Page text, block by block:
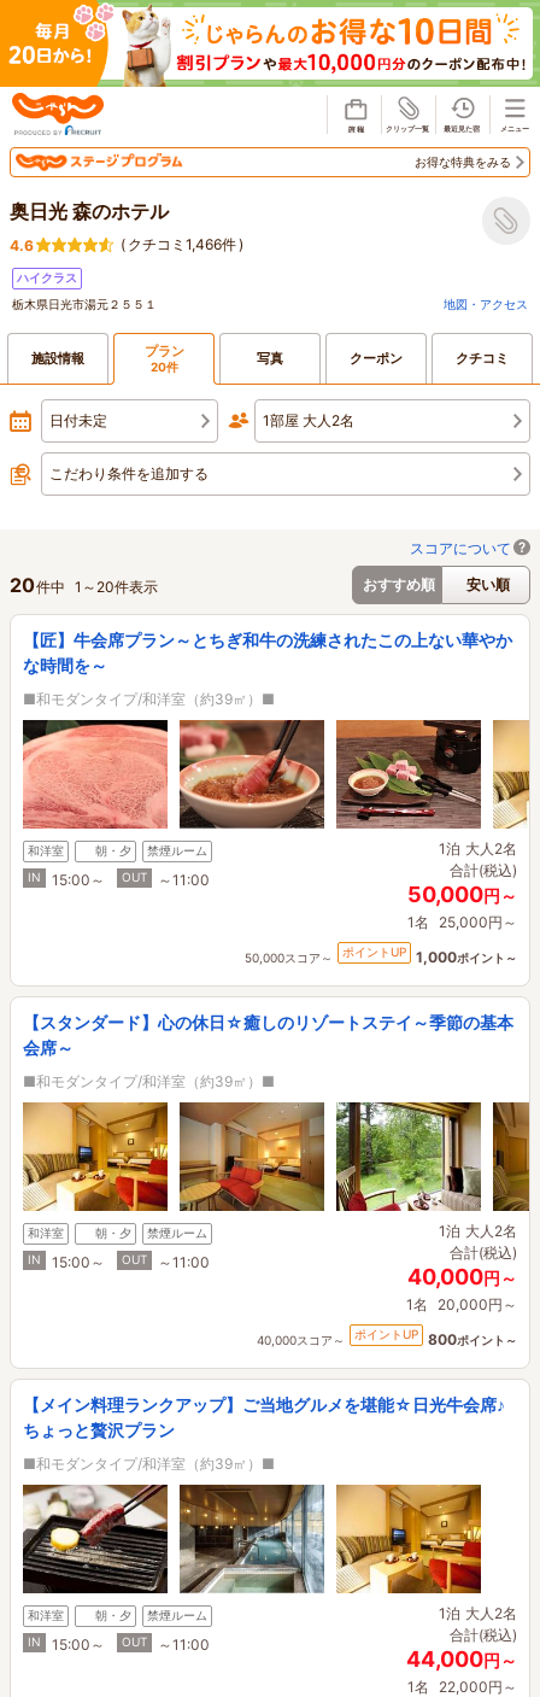
お得な特典をみる
奥日光 森のホテル
4.6 ( クチコミ1,466件)
ハイクラス
栃木県日光市湯元２５５１
地図・アクセス
施設情報 プラン
20件 写真 クーポン クチコミ
日付未定 1部屋 大人2名
こだわり条件を追加する
スコアについて
おすすめ順
安い順
20件中 1 ～ 20件表示
【匠】牛会席プラン～とちぎ和牛の洗練されたこの上ない華やか
な時間を～
■和モダンタイプ/和洋室（約39㎡）■
和洋室 朝・夕
禁煙ルーム
IN
15:00～ OUT ～11:00
1泊 大人2名
合計(税込)
50,000円～
1名 25,000円～
50,000スコア～ ポイントUP 1,000ポイント～
【スタンダード】心の休日☆癒しのリゾートステイ～季節の基本
会席～
■和モダンタイプ/和洋室（約39㎡）■
和洋室 朝・夕
禁煙ルーム
IN
15:00～ OUT ～11:00
1泊 大人2名
合計(税込)
40,000円～
1名 20,000円～
40,000スコア～ ポイントUP 800ポイント～
【メイン料理ランクアップ】ご当地グルメを堪能☆日光牛会席♪
ちょっと贅沢プラン
■和モダンタイプ/和洋室（約39㎡）■
和洋室 朝・夕
禁煙ルーム
IN
15:00～ OUT ～11:00
1泊 大人2名
合計(税込)
44,000円～
1名 22,000円～